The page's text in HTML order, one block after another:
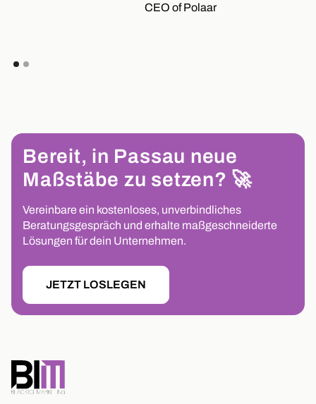
CEO of Polaar
Bereit, in Passau neue
Maßstäbe zu setzen? 🚀
Vereinbare ein kostenloses, unverbindliches
Beratungsgespräch und erhalte maßgeschneiderte
Lösungen für dein Unternehmen.
JETZT LOSLEGEN